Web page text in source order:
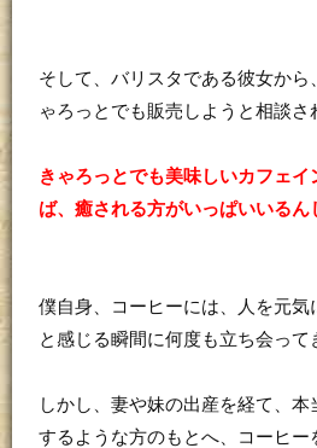
そして、バリスタである彼女から
ゃろっとでも販売しようと相談さ
きゃろっとでも美味しいカフェ
ば、癒される方がいっぱいいるん
僕自身、コーヒーには、人を元気
と感じる瞬間に何度も立ち会って
しかし、妻や妹の出産を経て、本
するような方のもとへ、コーヒ